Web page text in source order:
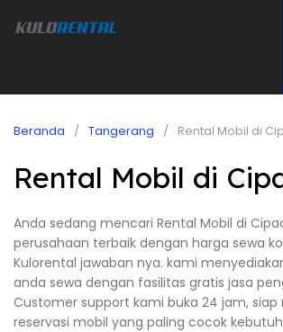
Beranda Tangerang Rental Mobil di
Rental Mobil di
Anda sedang mencari Rental Mobil di
perusahaan terbaik dengan harga sewa
Kulorental jawaban nya. kami
anda sewa dengan fasilitas gratis jasa
Customer support kami buka 24 jam,
reservasi mobil yang paling cocok